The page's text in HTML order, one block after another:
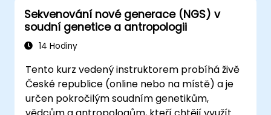
Sekvenování nové generace (NGS) v
soudní genetice a antropologii
14 Hodiny
Tento kurz vedený instruktorem probíhá živě
České republice (online nebo na místě) a je
určen pokročilým soudním genetikům,